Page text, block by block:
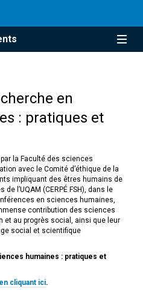
en
: pratiques et
la Faculté des sciences
avec le Comité d’éthique de la
impliquant des êtres humains de
l’UQAM (CERPÉ FSH), dans le
en sciences humaines,
contribution des sciences
et au progrès social, ainsi que leur
social et scientifique
humaines : pratiques et
en cliquant ici.